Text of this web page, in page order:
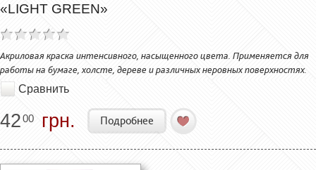
«LIGHT GREEN»
Акриловая краска интенсивного, насыщенного цвета. Применяется для
работы на бумаге, холсте, дереве и различных неровных поверхностях.
Сравнить
4200 грн. Подробнее